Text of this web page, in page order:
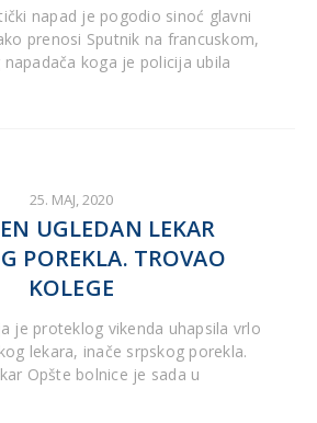
napad je pogodio sinoć glavni
prenosi Sputnik na francuskom,
koga je policija ubila
25. MAJ, 2020
UGLEDAN LEKAR
POREKLA. TROVAO
KOLEGE
je proteklog vikenda uhapsila vrlo
lekara, inače srpskog porekla.
Opšte bolnice je sada u